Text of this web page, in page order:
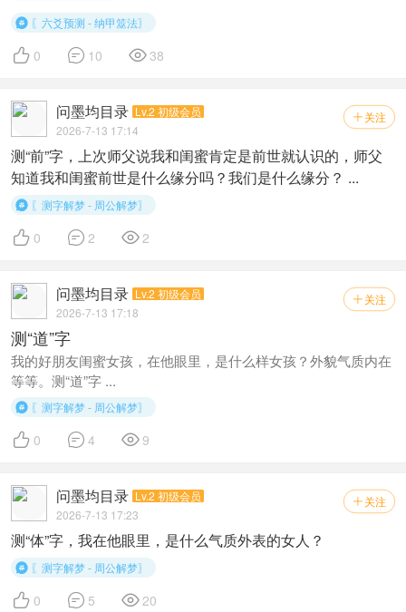
 〖六爻预测 - 纳甲筮法〗
 0  10 38
 关注
问墨均目录 Lv.2 初级会员
2026-7-13 17:14
测“前”字，上次师父说我和闺蜜肯定是前世就认识的，师父
知道我和闺蜜前世是什么缘分吗？我们是什么缘分？ ...
 〖测字解梦 - 周公解梦〗
 0  2 2
 关注
问墨均目录 Lv.2 初级会员
2026-7-13 17:18
测“道”字
我的好朋友闺蜜女孩，在他眼里，是什么样女孩？外貌气质内在
等等。测“道”字 ...
 〖测字解梦 - 周公解梦〗
 0  4 9
 关注
问墨均目录 Lv.2 初级会员
2026-7-13 17:23
测“体”字，我在他眼里，是什么气质外表的女人？
 〖测字解梦 - 周公解梦〗
 0  5 20